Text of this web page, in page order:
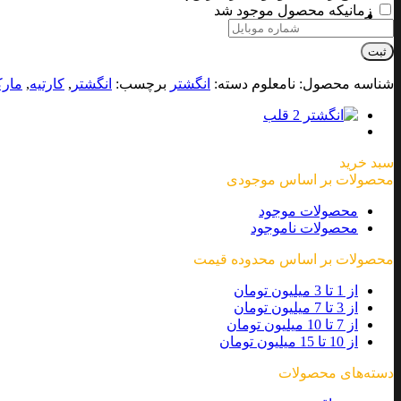
زمانیکه محصول موجود شد
ثبت
شناسه محصول: نامعلوم دسته: انگشتر برچسب: انگشتر , کارتیه,
سبد خرید
محصولات بر اساس موجودی
محصولات موجود
محصولات ناموجود
محصولات بر اساس محدوده قیمت
از 1 تا 3 میلیون تومان
از 3 تا 7 میلیون تومان
از 7 تا 10 میلیون تومان
از 10 تا 15 میلیون تومان
دسته‌های محصولات